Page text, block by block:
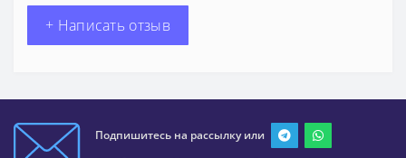
+ Написать отзыв
Подпишитесь на рассылку или